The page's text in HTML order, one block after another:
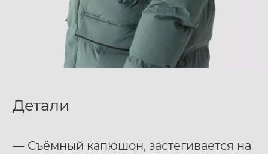
Детали
— Съёмный капюшон, застегивается на